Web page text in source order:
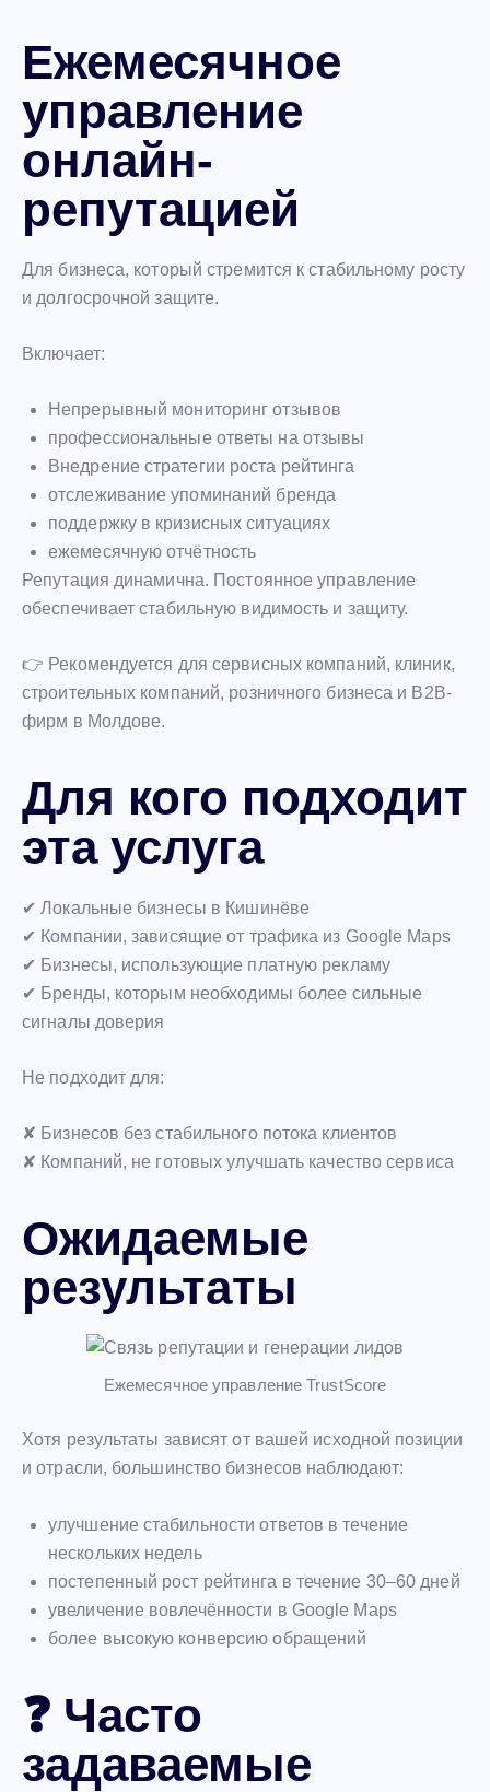
Ежемесячное
управление
онлайн-
репутацией
Для бизнеса, который стремится к стабильному росту
и долгосрочной защите.
Включает:
Непрерывный мониторинг отзывов
профессиональные ответы на отзывы
Внедрение стратегии роста рейтинга
отслеживание упоминаний бренда
поддержку в кризисных ситуациях
ежемесячную отчётность
Репутация динамична. Постоянное управление
обеспечивает стабильную видимость и защиту.
👉 Рекомендуется для сервисных компаний, клиник,
строительных компаний, розничного бизнеса и B2B-
фирм в Молдове.
Для кого подходит
эта услуга
✔ Локальные бизнесы в Кишинёве
✔ Компании, зависящие от трафика из Google Maps
✔ Бизнесы, использующие платную рекламу
✔ Бренды, которым необходимы более сильные
сигналы доверия
Не подходит для:
✘ Бизнесов без стабильного потока клиентов
✘ Компаний, не готовых улучшать качество сервиса
Ожидаемые
результаты
Ежемесячное управление TrustScore
Хотя результаты зависят от вашей исходной позиции
и отрасли, большинство бизнесов наблюдают:
улучшение стабильности ответов в течение
нескольких недель
постепенный рост рейтинга в течение 30–60 дней
увеличение вовлечённости в Google Maps
более высокую конверсию обращений
❓ Часто
задаваемые